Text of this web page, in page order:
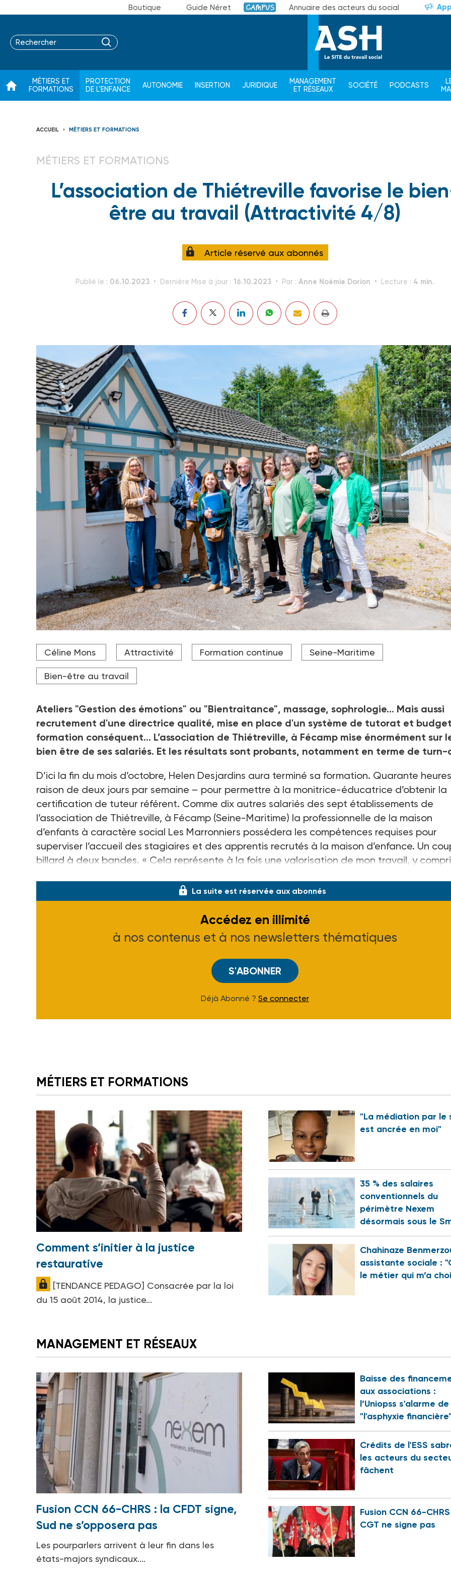
Boutique Guide Néret Campus Annuaire des acteurs du social
MÉTIERS ET
FORMATIONS
PROTECTION
DE L'ENFANCE
AUTONOMIE INSERTION JURIDIQUE
MANAGEMENT
ET RÉSEAUX
SOCIÉTÉ PODCASTS
ACCUEIL MÉTIERS ET FORMATIONS
MÉTIERS ET FORMATIONS
L’association de Thiétreville favorise le
être au travail (Attractivité 4/8)
Article réservé aux abonnés
Publié le : 06.10.2023 Dernière Mise à jour : 16.10.2023 Par : Anne Noémie Dorion Lecture : 4 min.
Aux côtés de la directrice Céline Mons, les cadres ou les chefs de service de l’association de Thiétreville à Fécamp.
Crédit photo Stéphanie Trouvé Téma Agence
Céline Mons Attractivité Formation continue Seine-Maritime
Bien-être au travail
Ateliers "Gestion des émotions" ou "Bientraitance", massage, sophrologie... Mais aussi
recrutement d'une directrice qualité, mise en place d'un système de tutorat et budget
formation conséquent... L’association de Thiétreville, à Fécamp mise énormément sur
bien être de ses salariés. Et les résultats sont probants, notamment en terme de turn-
D’ici la fin du mois d’octobre, Helen Desjardins aura terminé sa formation. Quarante
raison de deux jours par semaine – pour permettre à la monitrice-éducatrice d’obtenir la
certification de tuteur référent. Comme dix autres salariés des sept établissements de
l’association de Thiétreville, à Fécamp (Seine-Maritime) la professionnelle de la maison
d’enfants à caractère social Les Marronniers possédera les compétences requises pour
superviser l’accueil des stagiaires et des apprentis recrutés à la maison d’enfance. Un
billard à deux bandes. « Cela représente à la fois une valorisation de mon travail, y
La suite est réservée aux abonnés
Accédez en illimité
à nos contenus et à nos newsletters thématiques
S'ABONNER
Déjà Abonné ? Se connecter
MÉTIERS ET FORMATIONS
Comment s’initier à la justice
restaurative
[TENDANCE PEDAGO] Consacrée par la loi
du 15 août 2014, la justice...
"La médiation par le
est ancrée en moi"
35 % des salaires
conventionnels du
périmètre Nexem
désormais sous le
Chahinaze
assistante sociale :
le métier qui m’a
MANAGEMENT ET RÉSEAUX
Fusion CCN 66-CHRS : la CFDT signe,
Sud ne s’opposera pas
Les pourparlers arrivent à leur fin dans les
états-majors syndicaux....
Baisse des
aux associations :
l’Uniopss s'alarme de
"l'asphyxie financière"
Crédits de l'ESS
les acteurs du
fâchent
Fusion CCN 66-
CGT ne signe pas